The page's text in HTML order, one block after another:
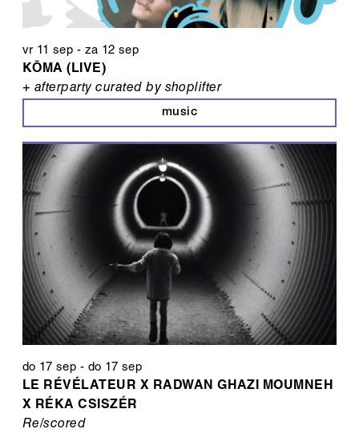
vr 11 sep - za 12 sep
KŌMA (LIVE)
+ afterparty curated by shoplifter
music
do 17 sep - do 17 sep
LE RÉVÉLATEUR X RADWAN GHAZI MOUMNEH
X RÉKA CSISZÉR
Re/scored